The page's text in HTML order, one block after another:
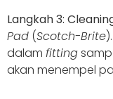
Langkah 3:
Pad (Scotch-Brite
dalam fitting
akan menempel